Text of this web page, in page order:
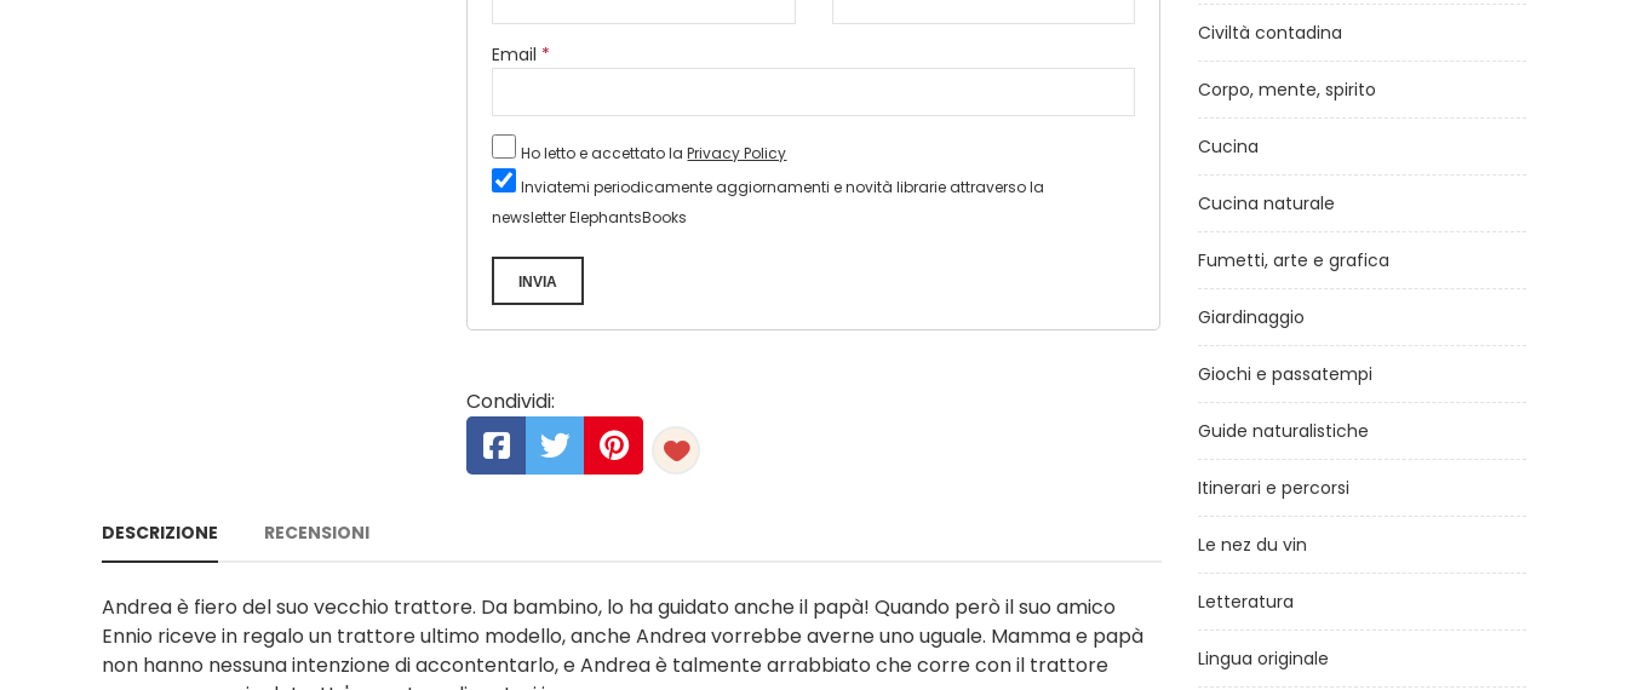
Email *
Ho letto e accettato laPrivacy Policy
Inviatemi periodicamente aggiornamenti e novità librarie attraverso la
newsletter ElephantsBooks
INVIA
Condividi:
DESCRIZIONE RECENSIONI
Andrea è fiero del suo vecchio trattore. Da bambino, lo ha guidato anche il papà! Quando però il suo amico
Ennio riceve in regalo un trattore ultimo modello, anche Andrea vorrebbe averne uno uguale. Mamma e papà
non hanno nessuna intenzione di accontentarlo, e Andrea è talmente arrabbiato che corre con il trattore
Civiltà contadina
Corpo, mente, spirito
Cucina
Cucina naturale
Fumetti, arte e grafica
Giardinaggio
Giochi e passatempi
Guide naturalistiche
Itinerari e percorsi
Le nez du vin
Letteratura
Lingua originale